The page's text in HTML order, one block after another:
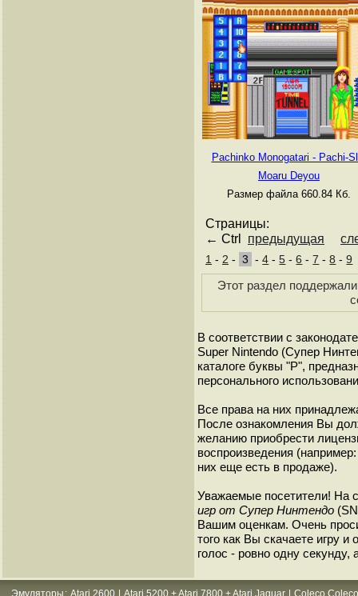
Pachinko Monogatari - Pachi-
Moaru Deyou
Размер файла 660.84 Кб.
Страницы:
← Ctrl предыдущая
1 - 2 - 3 -4 -5 -6 -7 -8 -9
Этот раздел
В соответствии с
Super Nintendo (Супер
каталоге буквы "P",
персонального
Все права на них
После ознакомления Вы
желанию приобрести
воспроизведения
них еще есть в продаже).
Уважаемые посетители! На
игр от Супер Нинтендо
Вашим оценкам. Очень
того как Вы скачаете игру
голос - ровно одну
Эмуляторы : Atari 2600 Atari 5200 + Atari 7800 + Atari Jaguar Coleco